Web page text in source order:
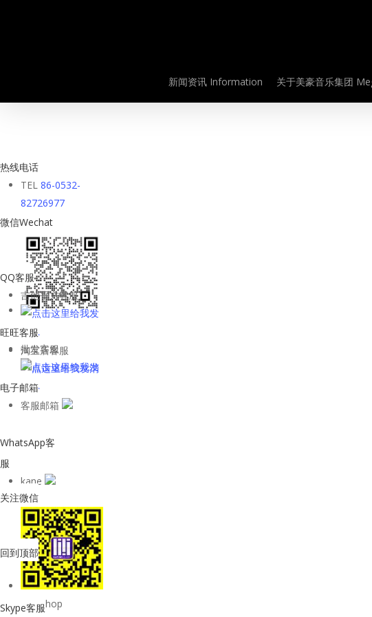
新闻资讯 Information 关于美豪音乐集团
热线电话
TEL 86-0532-
82726977
微信Wechat
QQ客服
吉他平方客服
批发客服
旺旺客服
淘宝店客服
电子邮箱
客服邮箱
WhatsApp客
服
kane
关注微信
购物Shop
回到顶部
Skype客服